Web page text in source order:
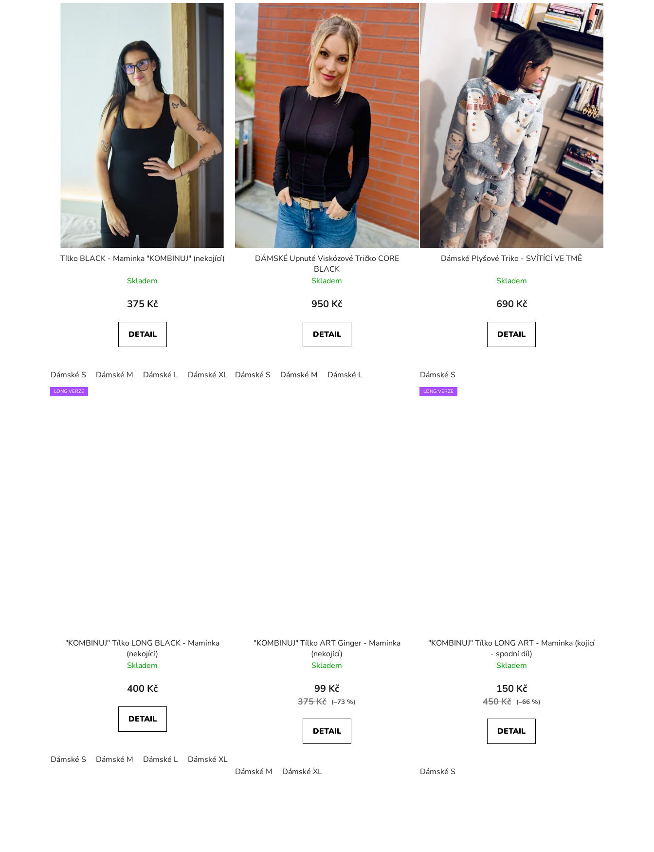
Tílko BLACK - Maminka "KOMBINUJ" (nekojící)
Skladem
375 Kč
DETAIL
Dámské S Dámské M Dámské L Dámské XL
DÁMSKÉ Upnuté Viskózové Tričko CORE
BLACK
Skladem
950 Kč
DETAIL
Dámské S Dámské M Dámské L
Dámské Plyšové Triko - SVÍTÍCÍ VE TMĚ
Skladem
690 Kč
DETAIL
Dámské S
LONG VERZE
"KOMBINUJ" Tílko LONG BLACK - Maminka
(nekojící)
Skladem
400 Kč
DETAIL
Dámské S Dámské M Dámské L Dámské XL
"KOMBINUJ" Tílko ART Ginger - Maminka
(nekojící)
Skladem
99 Kč
375 Kč (–73 %)
DETAIL
Dámské M Dámské XL
LONG VERZE
"KOMBINUJ" Tílko LONG ART - Maminka (kojící
- spodní díl)
Skladem
150 Kč
450 Kč (–66 %)
DETAIL
Dámské S